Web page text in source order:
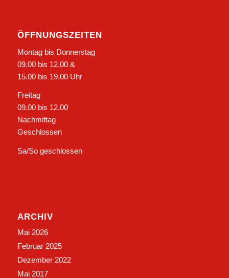
ÖFFNUNGSZEITEN
Montag bis Donnerstag
09.00 bis 12.00 &
15.00 bis 19.00 Uhr
Freitag
09.00 bis 12.00
Nachmittag
Geschlossen
Sa/So geschlossen
ARCHIV
Mai 2026
Februar 2025
Dezember 2022
Mai 2017